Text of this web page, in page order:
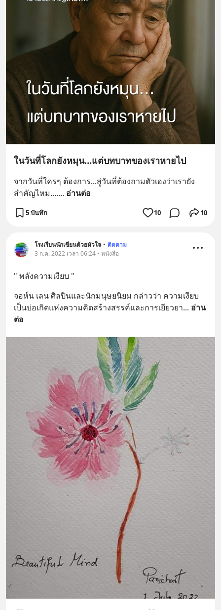
ในวันที่โลกยังหมุน…แต่บทบาทของเราหายไป
จากวันที่ใครๆ ต้องการ...สู่วันที่ต้องถามตัวเองว่าเรายัง
สำคัญไหม....... อ่านต่อ
5 บันทึก 10 10
โรงเรียนนักเขียนด้วยหัวใจ • ติดตาม
3 ก.ค. 2022 เวลา 06:24 • หนังสือ
" พลังความเงียบ "
จอห์น เลน ศิลปินและนักมนุษยนิยม กล่าวว่า ความเงียบ
เป็นบ่อเกิดแห่งความคิดสร้างสรรค์และการเยียวยา... อ่าน
ต่อ